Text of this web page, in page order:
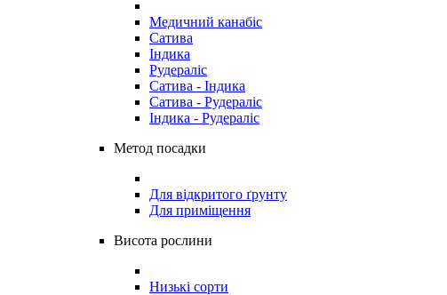
Медичний канабіс
Сатива
Індика
Рудераліс
Сатива - Індика
Сатива - Рудераліс
Індика - Рудераліс
Метод посадки
Для відкритого ґрунту
Для приміщення
Висота рослини
Низькі сорти